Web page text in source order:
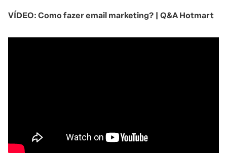
VÍDEO: Como fazer email marketing? | Q&A Hotmart